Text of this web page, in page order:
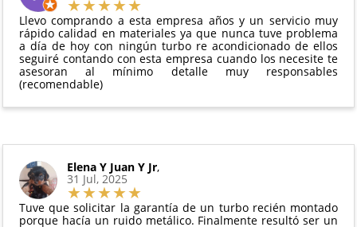
para más información.
Debe devolverse en su
perfectas condiciones
Llevo comprando a esta empresa años y un servicio muy
rápido calidad en materiales ya que nunca tuve problema
a día de hoy con ningún turbo re acondicionado de ellos
seguiré contando con esta empresa cuando los necesite te
asesoran al mínimo detalle muy responsables
(recomendable)
Elena Y Juan Y Jr,
31 Jul, 2025
Tuve que solicitar la garantía de un turbo recién montado
porque hacía un ruido metálico. Finalmente resultó ser un